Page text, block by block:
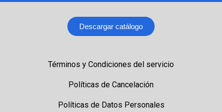
Descargar catálogo
Términos y Condiciones del servicio
Políticas de Cancelación
Políticas de Datos Personales